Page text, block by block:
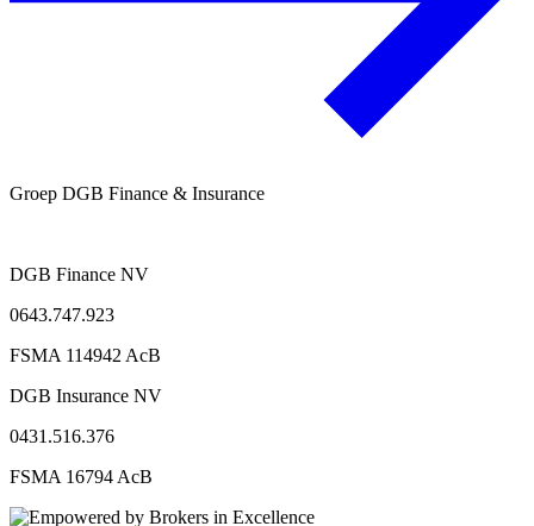
Groep DGB Finance & Insurance
DGB Finance NV
0643.747.923
FSMA 114942 AcB
DGB Insurance NV
0431.516.376
FSMA 16794 AcB